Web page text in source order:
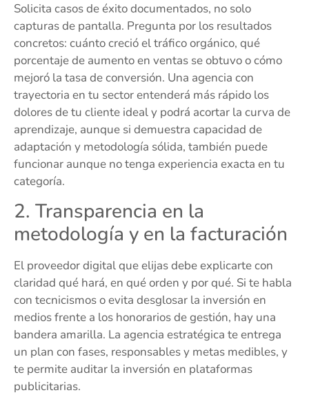
Solicita casos de éxito documentados, no solo
capturas de pantalla. Pregunta por los resultados
concretos: cuánto creció el tráfico orgánico, qué
porcentaje de aumento en ventas se obtuvo o cómo
mejoró la tasa de conversión. Una agencia con
trayectoria en tu sector entenderá más rápido los
dolores de tu cliente ideal y podrá acortar la curva de
aprendizaje, aunque si demuestra capacidad de
adaptación y metodología sólida, también puede
funcionar aunque no tenga experiencia exacta en tu
categoría.
2. Transparencia en la
metodología y en la facturación
El proveedor digital que elijas debe explicarte con
claridad qué hará, en qué orden y por qué. Si te habla
con tecnicismos o evita desglosar la inversión en
medios frente a los honorarios de gestión, hay una
bandera amarilla. La agencia estratégica te entrega
un plan con fases, responsables y metas medibles, y
te permite auditar la inversión en plataformas
publicitarias.